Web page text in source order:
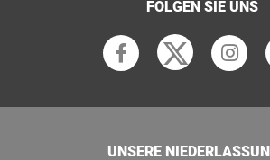
FOLGEN SIE UNS
UNSERE